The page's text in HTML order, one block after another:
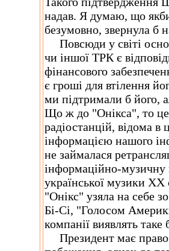
надав. Я думаю, що
безумовно, звернула б
Повсюди у світі
чи іншої ТРК є
фінансового
є гроші для втілення
ми підтримали б його,
Що ж до "Онікса", то це
радіостанцій, відома в
інформацією нашого
не займалася
інформаційно-музичну
української музики ХХ
"Онікс" узяла на себе
Бі-Сі, "Голосом
компанії виявлять
Президент має право,